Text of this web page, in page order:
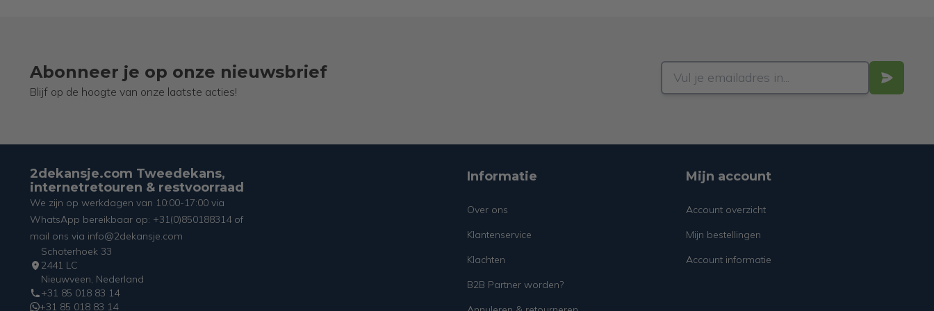
Abonneer je op onze nieuwsbrief
Blijf op de hoogte van onze laatste acties!
2dekansje.com Tweedekans,
internetretouren & restvoorraad
We zijn op werkdagen van 10:00-17:00 via
WhatsApp bereikbaar op: +31(0)850188314 of
mail ons via info@2dekansje.com
Schoterhoek 33
2441 LC
Nieuwveen, Nederland
+31 85 018 83 14
+31 85 018 83 14
Informatie
Over ons
Klantenservice
Klachten
B2B Partner worden?
Mijn account
Account overzicht
Mijn bestellingen
Account informatie